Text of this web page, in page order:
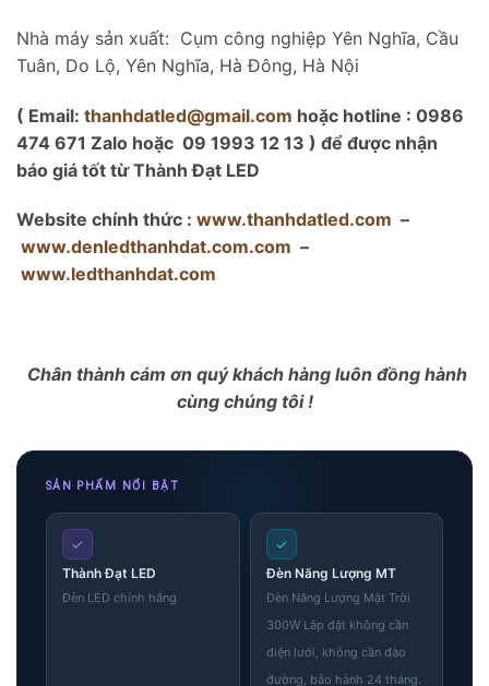
Nhà máy sản xuất: Cụm công nghiệp Yên Nghĩa, Cầu
Tuân, Do Lộ, Yên Nghĩa, Hà Đông, Hà Nội
( Email: thanhdatled@gmail.com hoặc hotline : 0986
474 671 Zalo hoặc 09 1993 12 13 ) để được nhận
báo giá tốt từ Thành Đạt LED
Website chính thức : www.thanhdatled.com –
www.denledthanhdat.com.com –
www.ledthanhdat.com
Chân thành cám ơn quý khách hàng luôn đồng hành
cùng chúng tôi !
SẢN PHẨM NỔI BẬT
✓
Thành Đạt LED
Đèn LED chính hãng
✓
Đèn Năng Lượng MT
Đèn Năng Lượng Mặt Trời
300W Lắp đặt không cần
điện lưới, không cần đào
đường, bảo hành 24 tháng.